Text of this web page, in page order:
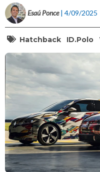
Esaú Ponce | 4/09/2025
Hatchback ID.Polo